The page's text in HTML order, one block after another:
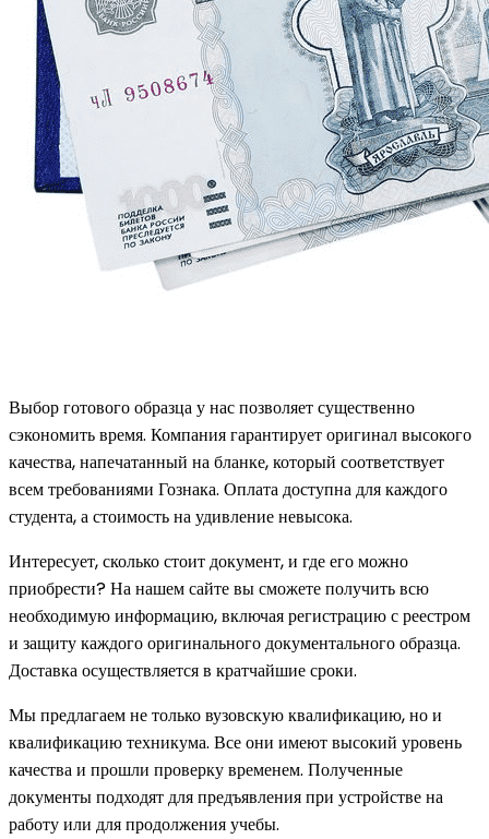
Выбор готового образца у нас позволяет существенно
сэкономить время. Компания гарантирует оригинал высокого
качества, напечатанный на бланке, который соответствует
всем требованиями Гознака. Оплата доступна для каждого
студента, а стоимость на удивление невысока.
Интересует, сколько стоит документ, и где его можно
приобрести? На нашем сайте вы сможете получить всю
необходимую информацию, включая регистрацию с реестром
и защиту каждого оригинального документального образца.
Доставка осуществляется в кратчайшие сроки.
Мы предлагаем не только вузовскую квалификацию, но и
квалификацию техникума. Все они имеют высокий уровень
качества и прошли проверку временем. Полученные
документы подходят для предъявления при устройстве на
работу или для продолжения учебы.